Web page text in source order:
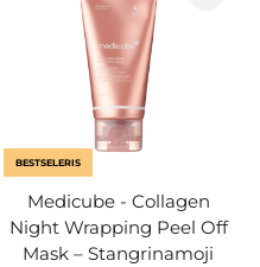
BESTSELERIS
Medicube - Collagen
Night Wrapping Peel Off
Mask – Stangrinamoji